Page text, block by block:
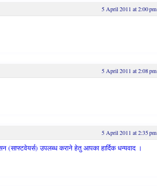
5 April 2011 at 2:00 pm
5 April 2011 at 2:08 pm
5 April 2011 at 2:35 pm
(साफ्टवेयर्स) उपलब्‍ध कराने हेतु आपका हार्दिक धन्‍यवाद ।